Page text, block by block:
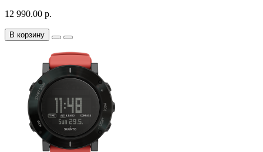
12 990.00 р.
В корзину